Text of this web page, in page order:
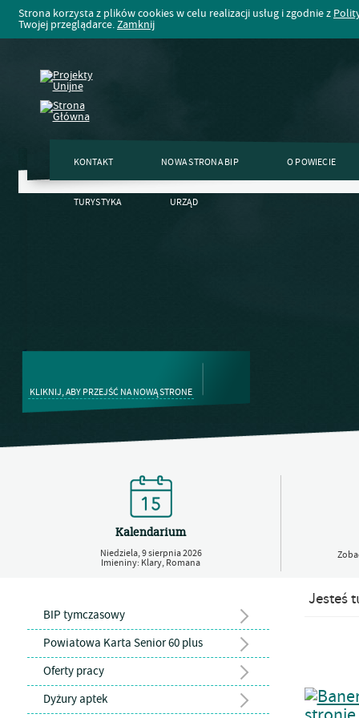
Strona korzysta z plików cookies w celu realizacji usług i zgodnie z
Twojej przeglądarce.Zamknij
KONTAKT NOWA STRONA BIP O POWIECIE
TURYSTYKA URZĄD
KLIKNIJ, ABY PRZEJŚĆ NA NOWĄ STRONE
Kalendarium
Niedziela,9sierpnia2026
Imieniny: Klary, Romana
BIP tymczasowy
Powiatowa Karta Senior 60 plus
Oferty pracy
Dyżury aptek
Jesteś